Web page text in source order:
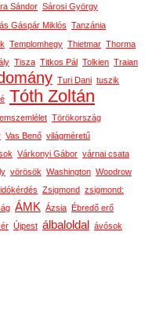
Sándor Sárosi György
Gáspár Miklós Tanzánia
Templomhegy Thietmar Thorma
Tisza Titkos Pál Tolkien Traian
Turi Dani tuszik
Tóth Zoltán
Törökország
Vas Benő világméretű
Várkonyi Gábor várnai csata
vörösök Washington Woodrow
Zsigmond zsigmond:
ÁMK Ázsia Ébredő erő
Újpest álbaloldal
ávósok